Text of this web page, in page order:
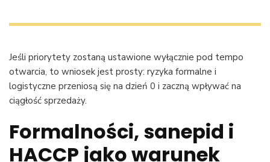
Jeśli priorytety zostaną ustawione wyłącznie pod tempo
otwarcia, to wniosek jest prosty: ryzyka formalne i
logistyczne przeniosą się na dzień 0 i zaczną wpływać na
ciągłość sprzedaży.
Formalności, sanepid i
HACCP jako warunek